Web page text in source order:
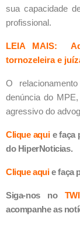
sua capacidade
profissional.
LEIA MAIS:
tornozeleira e
O
denúncia do
agressivo do
Clique aqui e faça
do HiperNoticias.
Clique aquie faça
Siga-nos no
acompanhe as